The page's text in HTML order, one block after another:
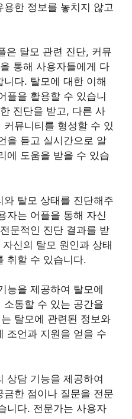
한 정보를 놓치지 않고
은 탈모 관련 진단, 커뮤
통해 사용자들에게 다
다. 탈모에 대한 이해
플을 활용할 수 있습니
진단을 받고, 다른 사
뮤니티를 형성할 수 있
을 듣고 실시간으로 알
에 도움을 받을 수 있습
탈모 상태를 진단해주
자는 어플을 통해 자신
문적인 진단 결과를 받
신의 탈모 원인과 상태
취할 수 있습니다.
능을 제공하여 탈모에
통할 수 있는 공간을
탈모에 관련된 정보와
조언과 지원을 얻을 수
상담 기능을 제공하여
한 점이나 질문을 전문
니다. 전문가는 사용자